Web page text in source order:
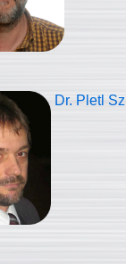
Dr. Pletl